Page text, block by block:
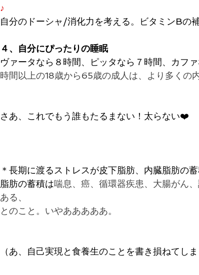
♪
自分のドーシャ/消化力を考える。ビタミンBの
４、自分にぴったりの睡眠
ヴァータなら８時間、ピッタなら７時間、カファ
時間以上の18歳から65歳の成人は、より多くの
さあ、これでもう誰もたるまない！太らない❤️
＊長期に渡るストレスが皮下脂肪、内臓脂肪の
脂肪の蓄積は喘息、癌、循環器疾患、大腸がん
ある、
とのこと。いやあああああ。
（あ、自己実現と食養生のことを書き損ねてしま